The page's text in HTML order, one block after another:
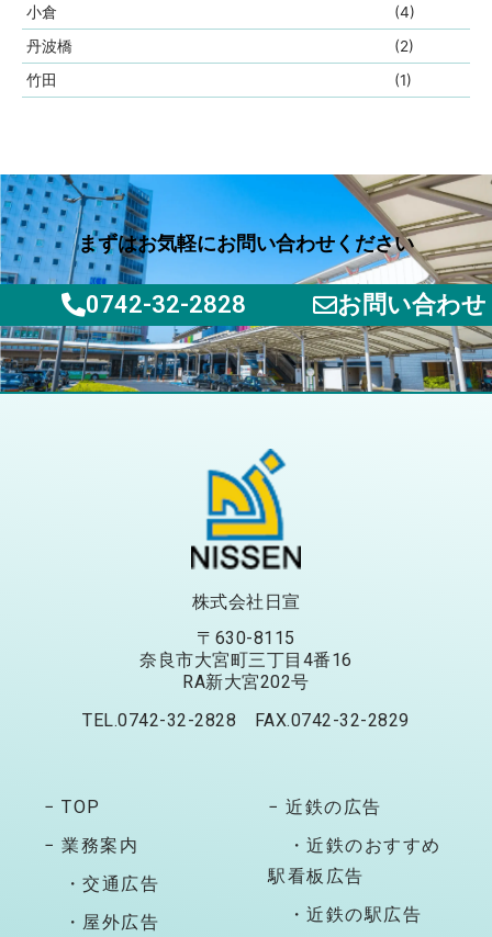
小倉
(4)
丹波橋
(2)
竹田
(1)
まずはお気軽にお問い合わせください
0742-32-2828 お問い合わせ
株式会社日宣
〒630-8115
奈良市大宮町三丁目4番16
RA新大宮202号
TEL.0742-32-2828 FAX.0742-32-2829
− TOP
− 業務案内
・交通広告
・屋外広告
− 近鉄の広告
・近鉄のおすすめ
駅看板広告
・近鉄の駅広告